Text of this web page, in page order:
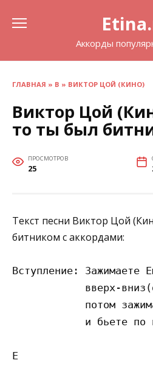
Аккорды
ГЛАВНАЯ » В » ВИКТОР ЦОЙ (КИНО)
Виктор Цой
то ты был
ПРОСМОТРОВ
25
Текст песни Виктор Цой
битником с аккордами:
Вступление: Зажимаете
вверх-
потом
и бьете по
E